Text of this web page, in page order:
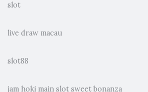
slot
live draw macau
slot88
jam hoki main slot sweet bonanza